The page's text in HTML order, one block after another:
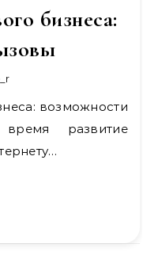
бизнеса:
развитие